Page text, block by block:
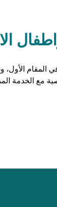
الأول،
مع الخدمة